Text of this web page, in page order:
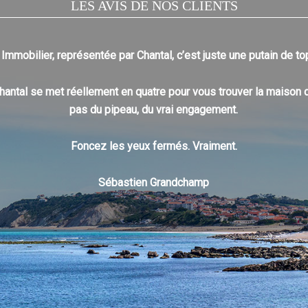
LES AVIS DE NOS CLIENTS
représentée par Chantal, c’est juste une putain de
se met réellement en quatre pour vous trouver la
pas du pipeau, du vrai engagement.
Foncez les yeux fermés. Vraiment.
Sébastien Grandchamp